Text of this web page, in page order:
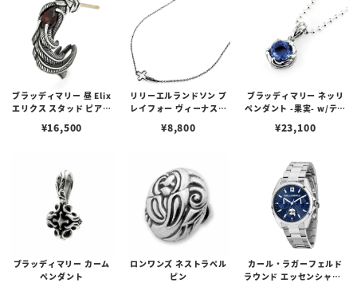
ブラッディマリー 昼 Elix
エリクス スタッド ピアス
¥16,500
リリーエルランドソン プ
レイフォー ヴィーナスチ
¥8,800
ブラッディマリー ネッリ
ペンダント -果実- w/ティ
¥23,100
ブラッディマリー カーム
ペンダント
ロンワンズ ネストラペル
ピン
カール・ラガーフェルド
ラウンド エッセンシャル -